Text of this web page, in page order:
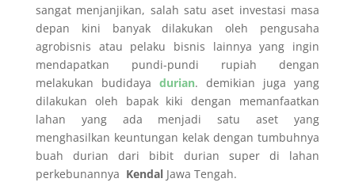
sangat menjanjikan, salah satu aset investasi masa
depan kini banyak dilakukan oleh pengusaha
agrobisnis atau pelaku bisnis lainnya yang ingin
mendapatkan pundi-pundi rupiah dengan
melakukan budidaya durian. demikian juga yang
dilakukan oleh bapak kiki dengan memanfaatkan
lahan yang ada menjadi satu aset yang
menghasilkan keuntungan kelak dengan tumbuhnya
buah durian dari bibit durian super di lahan
perkebunannya KendalJawa Tengah.